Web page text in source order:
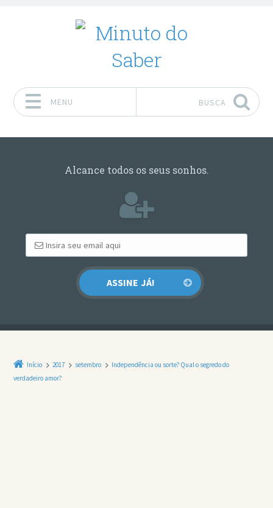
MENU BUSCA
Alcance todos os seus sonhos.
Início 2017 setembro
Independência ou sorte? Qual o segredo do
verdadeiro amor?